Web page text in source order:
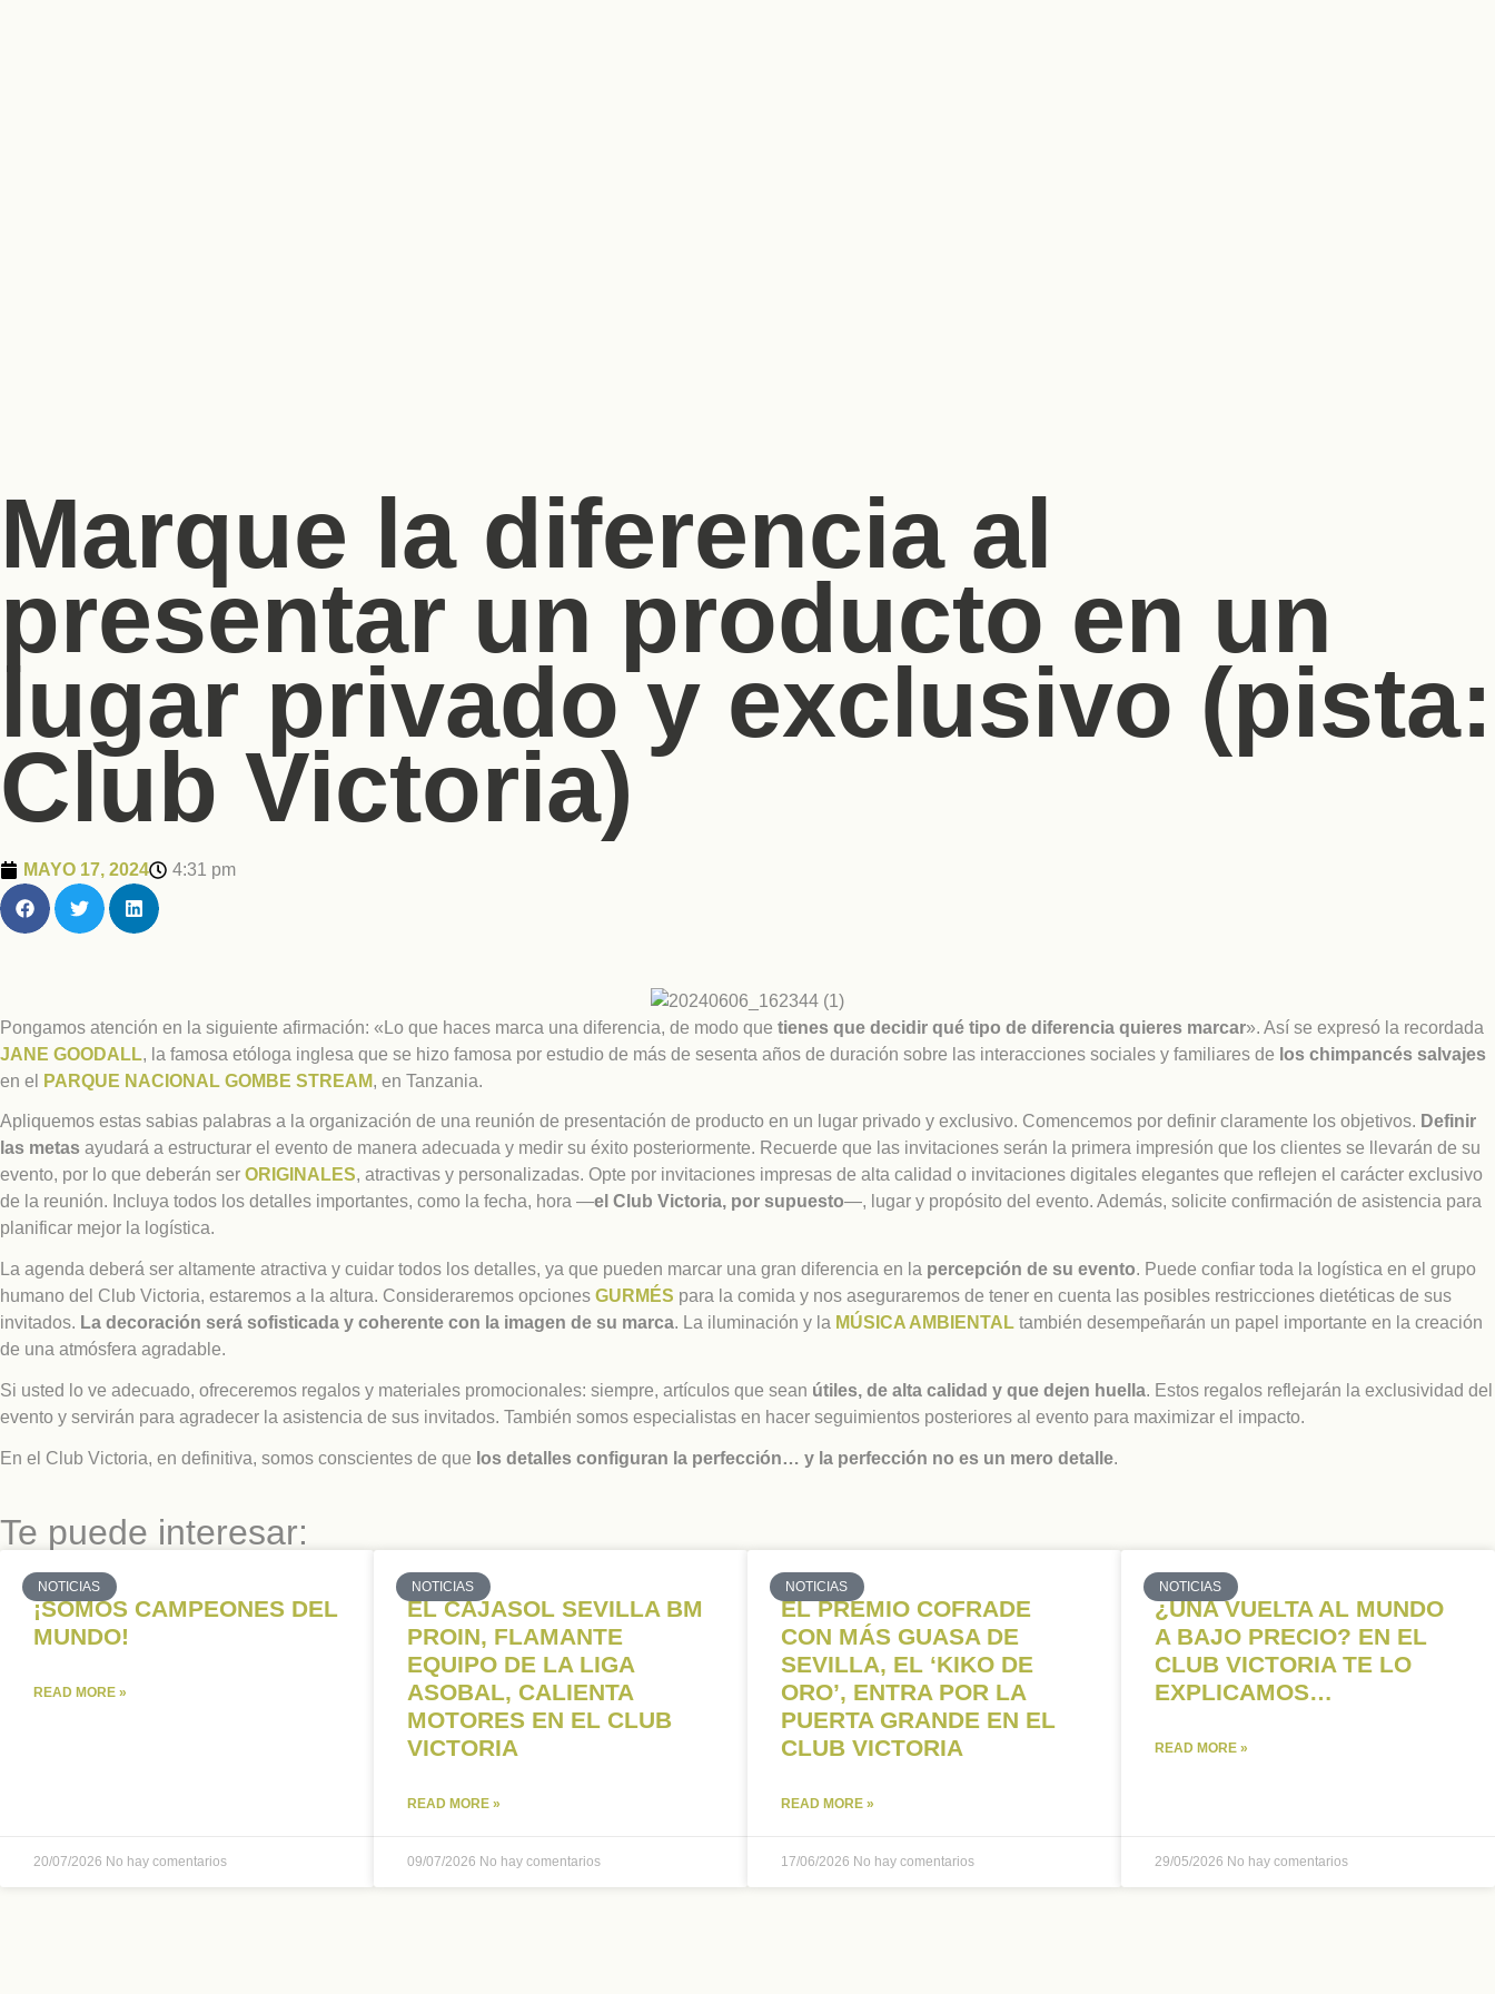
Marque la diferencia al
presentar un producto en un
lugar privado y exclusivo (pista:
Club Victoria)
MAYO 17, 2024 4:31 pm
Pongamos atención en la siguiente afirmación: «Lo que haces marca una diferencia, de modo que tienes que decidir qué tipo de diferencia quieres marcar». Así se expresó la recordada
JANE GOODALL, la famosa etóloga inglesa que se hizo famosa por estudio de más de sesenta años de duración sobre las interacciones sociales y familiares de los chimpancés salvajes
en el
PARQUE NACIONAL GOMBE STREAM, en Tanzania.
Apliquemos estas sabias palabras a la organización de una reunión de presentación de producto en un lugar privado y exclusivo. Comencemos por definir claramente los objetivos. Definir
las metas ayudará a estructurar el evento de manera adecuada y medir su éxito posteriormente. Recuerde que las invitaciones serán la primera impresión que los clientes se llevarán de su
evento, por lo que deberán ser ORIGINALES, atractivas y personalizadas. Opte por invitaciones impresas de alta calidad o invitaciones digitales elegantes que reflejen el carácter exclusivo
de la reunión. Incluya todos los detalles importantes, como la fecha, hora —el Club Victoria, por supuesto—, lugar y propósito del evento. Además, solicite confirmación de asistencia para
planificar mejor la logística.
La agenda deberá ser altamente atractiva y cuidar todos los detalles, ya que pueden marcar una gran diferencia en la percepción de su evento. Puede confiar toda la logística en el grupo
humano del Club Victoria, estaremos a la altura. Consideraremos opciones GURMÉS para la comida y nos aseguraremos de tener en cuenta las posibles restricciones dietéticas de sus
invitados. La decoración será sofisticada y coherente con la imagen de su marca. La iluminación y la MÚSICA AMBIENTAL también desempeñarán un papel importante en la creación
de una atmósfera agradable.
Si usted lo ve adecuado, ofreceremos regalos y materiales promocionales: siempre, artículos que sean útiles, de alta calidad y que dejen huella. Estos regalos reflejarán la exclusividad del
evento y servirán para agradecer la asistencia de sus invitados. También somos especialistas en hacer seguimientos posteriores al evento para maximizar el impacto.
En el Club Victoria, en definitiva, somos conscientes de que los detalles configuran la perfección… y la perfección no es un mero detalle.
Te puede interesar:
NOTICIAS
¡SOMOS CAMPEONES DEL
MUNDO!
READ MORE »
20/07/2026 No hay comentarios
NOTICIAS
EL CAJASOL SEVILLA BM
PROIN, FLAMANTE
EQUIPO DE LA LIGA
ASOBAL, CALIENTA
MOTORES EN EL CLUB
VICTORIA
READ MORE »
09/07/2026 No hay comentarios
NOTICIAS
EL PREMIO COFRADE
CON MÁS GUASA DE
SEVILLA, EL ‘KIKO DE
ORO’, ENTRA POR LA
PUERTA GRANDE EN EL
CLUB VICTORIA
READ MORE »
17/06/2026 No hay comentarios
NOTICIAS
¿UNA VUELTA AL MUNDO
A BAJO PRECIO? EN EL
CLUB VICTORIA TE LO
EXPLICAMOS…
READ MORE »
29/05/2026 No hay comentarios